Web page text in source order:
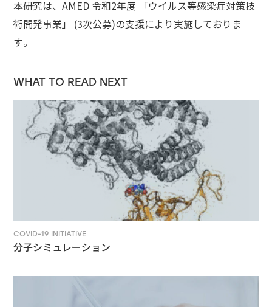
本研究は、AMED 令和2年度 「ウイルス等感染症対策技
術開発事業」 (3次公募)の支援により実施しておりま
す。
WHAT TO READ NEXT
COVID-19 INITIATIVE
分子シミュレーション